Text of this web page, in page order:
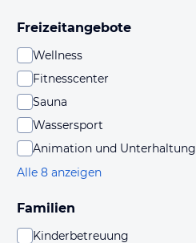
Freizeitangebote
Wellness
Fitnesscenter
Sauna
Wassersport
Animation und Unterhaltung
Alle 8 anzeigen
Familien
Kinderbetreuung